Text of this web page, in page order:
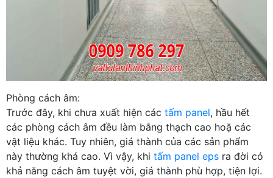
Phòng cách âm:
Trước đây, khi chưa xuất hiện các tấm panel, hầu hết
các phòng cách âm đều làm bằng thạch cao hoặ các
vật liệu khác. Tuy nhiên, giá thành của các sản phẩm
này thường khá cao. Vì vậy, khi tấm panel eps ra đời có
khả năng cách âm tuyệt vời, giá thành phù hợp, tiện lợi.